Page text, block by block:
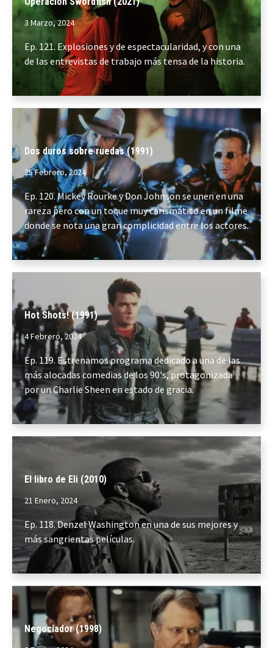
3 Marzo, 2024
Ep. 121. Explosiones y de espectacularidad, y con una
de las entrevistas de trabajo más tensa de la historia.
Dos duros sobre ruedas (1991)
25 Febrero, 2024
Ep. 120. Mickey Rourke y Don Johnson se unen en una
rareza pero con un toque muy carismático en un filme
donde se nota una gran complicidad entre los actores.
Hot Shots! (1991)
4 Febrero, 2024
Ep. 119. Estrenamos programa dedicado a una de las
más alocadas comedias de los 90's, protagonizada
por un Charlie Sheen en estado de gracia.
El libro de Eli (2010)
21 Enero, 2024
Ep. 118. Denzel Washington en una de sus mejores y
más sangrientas películas.
Negociador (1998)